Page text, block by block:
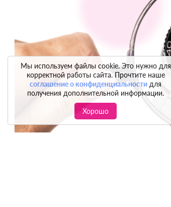
Мы используем файлы cookie. Это нужно для
корректной работы сайта. Прочтите наше
соглашение о конфиденциальности для
получения дополнительной информации.
Хорошо